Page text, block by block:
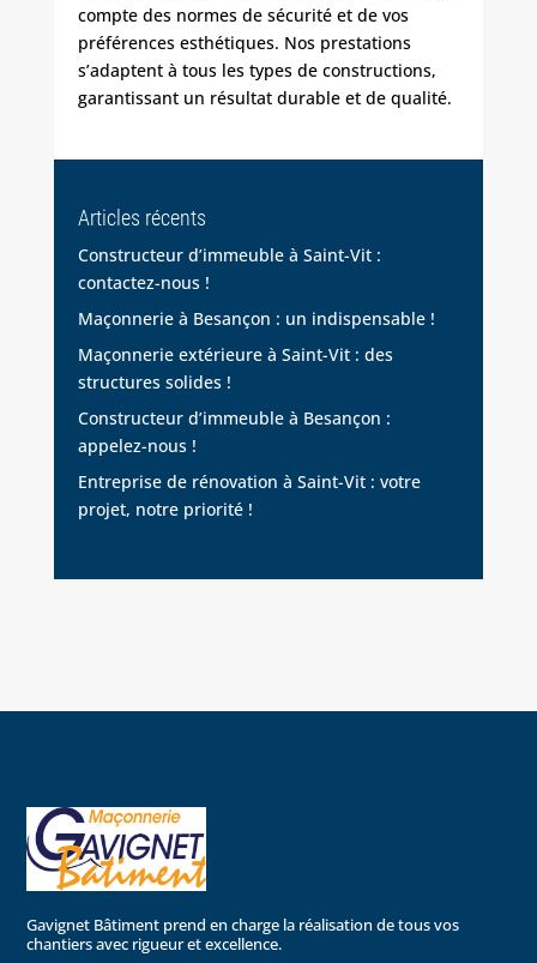
compte des normes de sécurité et de vos
préférences esthétiques. Nos prestations
s’adaptent à tous les types de constructions,
garantissant un résultat durable et de qualité.
Articles récents
Constructeur d’immeuble à Saint-Vit :
contactez-nous !
Maçonnerie à Besançon : un indispensable !
Maçonnerie extérieure à Saint-Vit : des
structures solides !
Constructeur d’immeuble à Besançon :
appelez-nous !
Entreprise de rénovation à Saint-Vit : votre
projet, notre priorité !
Gavignet Bâtiment prend en charge la réalisation de tous vos
chantiers avec rigueur et excellence.